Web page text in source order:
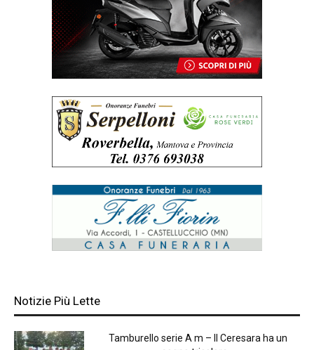
Notizie Più Lette
Tamburello serie A m – Il Ceresara ha un